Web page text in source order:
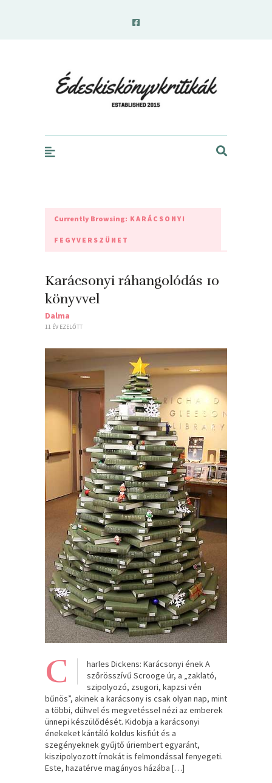
Currently Browsing: KARÁCSONYI
FEGYVERSZÜNET
Karácsonyi ráhangolódás 10
könyvvel
Dalma
11 ÉV EZELŐTT
C
harles Dickens: Karácsonyi ének A
szőrösszívű Scrooge úr, a „zaklató,
szipolyozó, zsugori, kapzsi vén
bűnös”, akinek a karácsony is csak olyan nap, mint
a többi, dühvel és megvetéssel nézi az emberek
ünnepi készülődését. Kidobja a karácsonyi
énekeket kántáló koldus kisfiút és a
szegényeknek gyűjtő úriembert egyaránt,
kiszipolyozott írnokát is felmondással fenyegeti.
Este, hazatérve magányos házába […]